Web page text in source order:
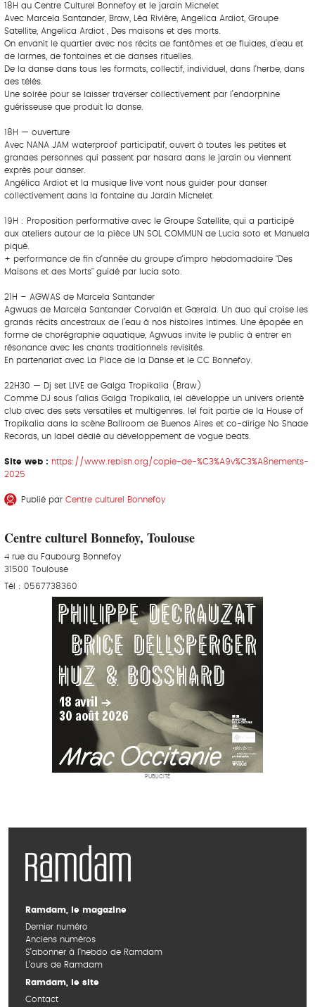
18H au Centre Culturel Bonnefoy et le jardin Michelet
Avec Marcela Santander, Braw, Léa Rivière, Angelica Ardiot, Groupe
Satellite, Angelica Ardiot , Des maisons et des morts.
On envahit le quartier avec nos récits de fantômes et de fluides, d’eau et
de larmes, de fontaines et de danses rituelles.
De la danse dans tous les formats, collectif, individuel, dans l’herbe, dans
des télés.
Une soirée pour se laisser traverser collectivement par l’endorphine
guérisseuse que produit la danse.
18H — ouverture
Avec NANA JAM waterproof participatif, ouvert à toutes les petites et
grandes personnes qui passent par hasard dans le jardin ou viennent
exprès pour danser.
Angélica Ardiot et la musique live vont nous guider pour danser
collectivement dans la fontaine du Jardin Michelet
19H : Proposition performative avec le Groupe Satellite, qui a participé
aux ateliers autour de la pièce UN SOL COMMUN de Lucia soto et Manuela
piqué.
+ performance de fin d’année du groupe d’impro hebdomadaire "Des
Maisons et des Morts" guidé par lucia soto.
21H – AGWAS de Marcela Santander
Agwuas de Marcela Santander Corvalán et Gærald. Un duo qui croise les
grands récits ancestraux de l’eau à nos histoires intimes. Une épopée en
forme de chorégraphie aquatique, Agwuas invite le public à entrer en
résonance avec les chants traditionnels revisités.
En partenariat avec La Place de la Danse et le CC Bonnefoy.
22H30 — Dj set LIVE de Galga Tropikalia (Braw)
Comme DJ sous l’alias Galga Tropikalia, iel développe un univers orienté
club avec des sets versatiles et multigenres. Iel fait partie de la House of
Tropikalia dans la scène Ballroom de Buenos Aires et co-dirige No Shade
Records, un label dédié au développement de vogue beats.
Site web : https://www.rebish.org/copie-de-%C3%A9v%C3%A8nements-
2025
Publié par Centre culturel Bonnefoy
Centre culturel Bonnefoy, Toulouse
4 rue du Faubourg Bonnefoy
31500 Toulouse
Tél : 0567738360
PUBLICITÉ
Ramdam, le magazine
Dernier numéro
Anciens numéros
S’abonner à l’hebdo de Ramdam
L’ours de Ramdam
Ramdam, le site
Contact